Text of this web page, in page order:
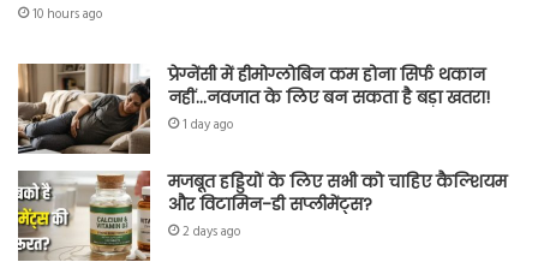
10 hours ago
प्रेग्नेंसी में हीमोग्लोबिन कम होना सिर्फ थकान
नहीं…नवजात के लिए बन सकता है बड़ा खतरा!
1 day ago
मजबूत हड्डियों के लिए सभी को चाहिए कैल्शियम
और विटामिन-डी सप्लीमेंट्स?
2 days ago